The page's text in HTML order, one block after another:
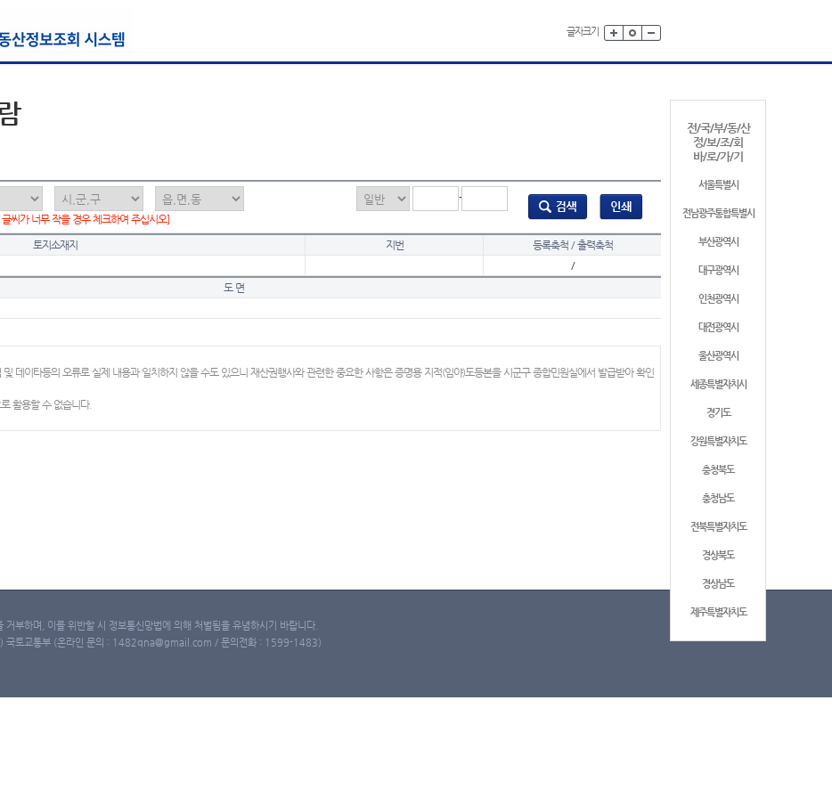
글자크기
전/국/부/동/산
정/보/조/회
바/로/가/기
서울특별시
전남광주통합특별시
부산광역시
대구광역시
인천광역시
대전광역시
울산광역시
세종특별자치시
경기도
강원특별자치도
충청북도
충청남도
전북특별자치도
경상북도
경상남도
제주특별자치도
-
글씨가 너무 작을 경우 체크하여 주십시오]
토지소재지 지번
등록축척 / 출력축척
/
도 면
및 데이타등의 오류로 실제 내용과 일치하지 않을 수도 있으니 재산권행사와 관련한 중요한 사항은 증명용 지적(임야)도등본을 시군구 종합민원실에서 발급받아 확인
활용할 수 없습니다.
부하며, 이를 위반할 시 정보통신망법에 의해 처벌됨을 유념하시기 바랍니다.
국토교통부 (온라인 문의 : 1482qna@gmail.com / 문의전화 : 1599-1483)